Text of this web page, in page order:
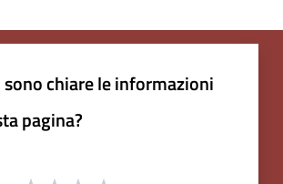
sono chiare le informazioni
pagina?